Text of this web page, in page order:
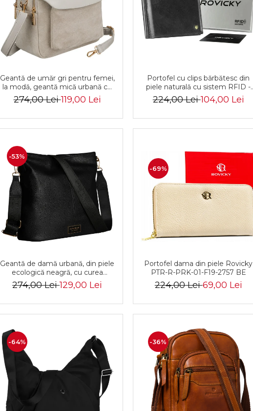
Geantă de umăr gri pentru femei,
la modă, geantă mică urbană cu
fermoar, piele ecologică -
Peterson PTR-PTN MX02-P-7700
274,00 Lei119,00 Lei
Portofel cu clips bărbătesc din
piele naturală cu sistem RFID -
Rovicky PTR-N1908-RVT-9799
BLACK
224,00 Lei104,00 Lei
-53%
Geantă de damă urbană, din piele
ecologică neagră, cu curea
reglabilă - Peterson PTR-PTN
JK6-06-6642
274,00 Lei129,00 Lei
-69%
Portofel dama din piele Rovicky
PTR-R-PRK-01-F19-2757 BE
224,00 Lei69,00 Lei
-64% -36%